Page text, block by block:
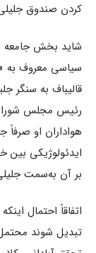
کردن صندوق
شاید بخش جامعه
سیاسی معروف به
قالیباف به سنگر
رئیس مجلس
هواداران او
ایدئولوژیکی بین
بر آن به‌سمت
اتفاقاً احتمال
تبدیل شوند